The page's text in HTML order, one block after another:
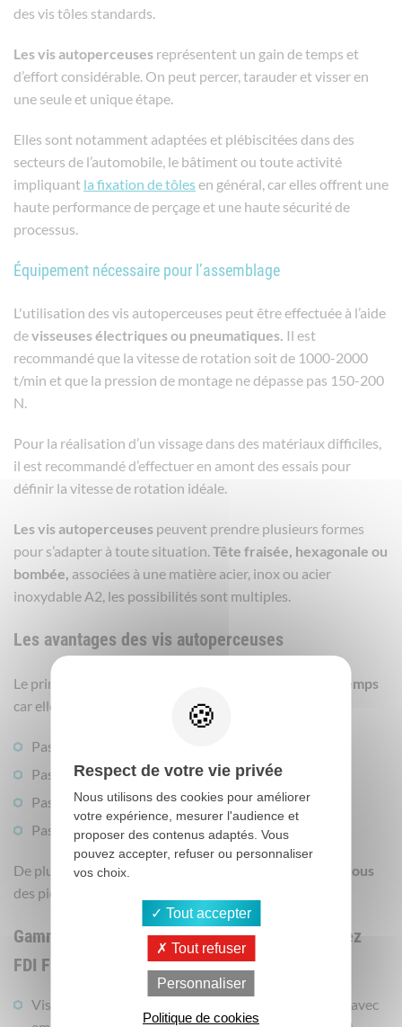
des vis tôles standards.
Les vis autoperceuses représentent un gain de temps et
d’effort considérable. On peut percer, tarauder et visser en
une seule et unique étape.
Elles sont notamment adaptées et plébiscitées dans des
secteurs de l’automobile, le bâtiment ou toute activité
impliquant la fixation de tôlesen général, car elles offrent une
haute performance de perçage et une haute sécurité de
processus.
Équipement nécessaire pour l’assemblage
L'utilisation des vis autoperceuses peut être effectuée à l’aide
devisseuses électriques ou pneumatiques. Il est
recommandé que la vitesse de rotation soit de 1000-2000
t/min et que la pression de montage ne dépasse pas 150-200
N.
Pour la réalisation d’un vissage dans des matériaux difficiles,
il est recommandé d’effectuer en amont des essais pour
définir la vitesse de rotation idéale.
Les vis autoperceuses peuvent prendre plusieurs formes
pour s’adapter à toute situation.Tête fraisée, hexagonale ou
bombée, associées à une matière acier, inox ou acier
inoxydable A2, les possibilités sont multiples.
Les avantages des vis autoperceuses
Le principale avantage de ce type de vis est
le gain de temps
car elles évitent un bon nombre d’opération :
Pas besoin d’outils de perçage ou de taraudage
Pas de pointage
Pas de perçage au préalable
Pas de taraudage
De plus, le pointage
évite le décalage entre les deux trous
des pièces à assembler.
Gammes de vis autoperceuses disponibles chez
FDI Fixations
Vis DIN 7504 autoperceuse à tête bombée, forme N avec
Respect de votre vie privée
Nous utilisons des cookies pour améliorer
votre expérience, mesurer l'audience et
proposer des contenus adaptés. Vous
pouvez accepter, refuser ou personnaliser
vos choix.
Tout accepter
Tout refuser
Personnaliser
Politique de cookies